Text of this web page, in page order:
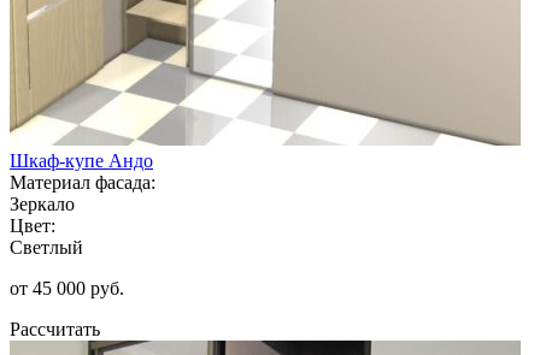
Шкаф-купе Андо
Материал фасада:
Зеркало
Цвет:
Светлый
от 45 000 руб.
Рассчитать